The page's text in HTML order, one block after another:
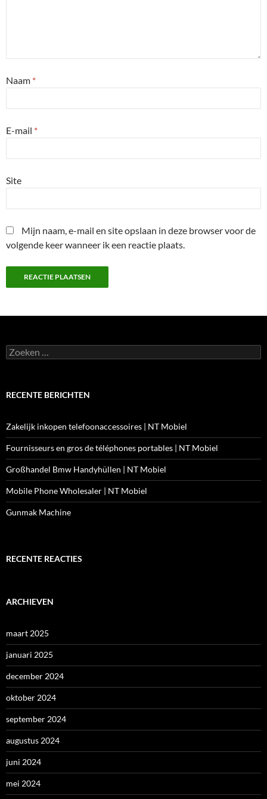
Naam *
E-mail *
Site
Mijn naam, e-mail en site opslaan in deze browser voor de
volgende keer wanneer ik een reactie plaats.
Zoeken
naar:
RECENTE BERICHTEN
Zakelijk inkopen telefoonaccessoires | NT Mobiel
Fournisseurs en gros de téléphones portables | NT Mobiel
Großhandel Bmw Handyhüllen | NT Mobiel
Mobile Phone Wholesaler | NT Mobiel
Gunmak Machine
RECENTE REACTIES
ARCHIEVEN
maart 2025
januari 2025
december 2024
oktober 2024
september 2024
augustus 2024
juni 2024
mei 2024